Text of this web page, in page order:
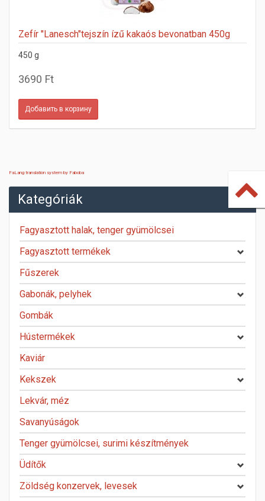
Zefír "Lanesch"tejszín ízű kakaós bevonatban 450g
450 g
3690 Ft
FaLang translation system by Faboba
Kategóriák
Fagyasztott halak, tenger gyümölcsei
Fagyasztott termékek
Fűszerek
Gabonák, pelyhek
Gombák
Hústermékek
Kaviár
Kekszek
Lekvár, méz
Savanyúságok
Tenger gyümölcsei, surimi készítmények
Üdítők
Zöldség konzervek, levesek